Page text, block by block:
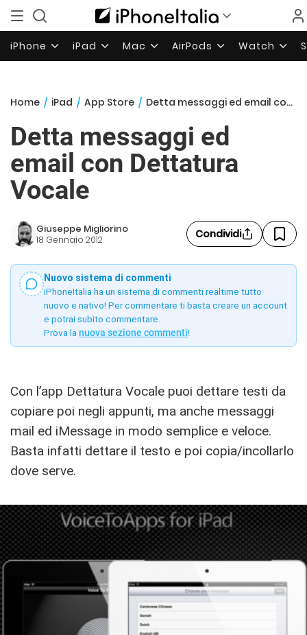
iPhone iPad Mac AirPods Watch
Home / iPad / App Store / Detta messaggi ed email con Dettatura Vocale
Detta messaggi ed
email con Dettatura
Vocale
Giuseppe Migliorino
18 Gennaio 2012 Condividi
Nuovo sistema di commenti
iPhoneItalia ha un sistema di commenti realtime tutto
nuovo e nativo! Per commentare ti basta creare un account
e potrai subito commentare.
Prova la nuova sezione commenti!
Con l’app Dettatura Vocale puoi dettare testi da
copiare poi negli appunti, ma anche messaggi
mail ed iMessage in modo semplice e veloce.
Basta infatti dettare il testo e poi copia/incollarlo
dove serve.